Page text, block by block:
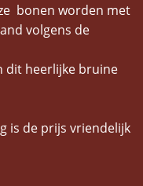
bonen worden met
volgens de
dit heerlijke bruine
is de prijs vriendelijk